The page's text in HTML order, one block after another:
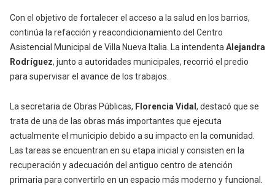
Con el objetivo de fortalecer el acceso a la salud en los barrios,
continúa la refacción y reacondicionamiento del Centro
Asistencial Municipal de Villa Nueva Italia. La intendentaAlejandra
Rodríguez, junto a autoridades municipales, recorrió el predio
para supervisar el avance de los trabajos.
La secretaria de Obras Públicas, Florencia Vidal , destacó que se
trata de una de las obras más importantes que ejecuta
actualmente el municipio debido a su impacto en la comunidad.
Las tareas se encuentran en su etapa inicial y consisten en la
recuperación y adecuación del antiguo centro de atención
primaria para convertirlo en un espacio más moderno y funcional.